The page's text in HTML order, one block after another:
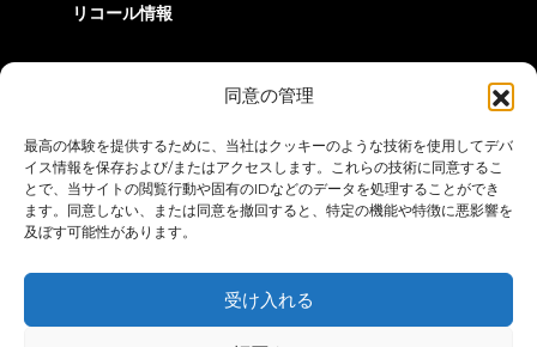
同意の管理
最高の体験を提供するために、当社はクッキーのような技術を使用してデバ
イス情報を保存および/またはアクセスします。これらの技術に同意するこ
とで、当サイトの閲覧行動や固有のIDなどのデータを処理することができ
ます。同意しない、または同意を撤回すると、特定の機能や特徴に悪影響を
及ぼす可能性があります。
受け入れる
リコール情報
© 2026 True Fitness. All Rights Reserved
プライバシーポリシー
アクセシビリティ・ステートメ
ント